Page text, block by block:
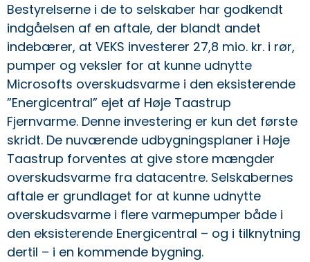
Bestyrelserne i de to selskaber har godkendt
indgåelsen af en aftale, der blandt andet
indebærer, at VEKS investerer 27,8 mio. kr. i rør,
pumper og veksler for at kunne udnytte
Microsofts overskudsvarme i den eksisterende
”Energicentral” ejet af Høje Taastrup
Fjernvarme. Denne investering er kun det første
skridt. De nuværende udbygningsplaner i Høje
Taastrup forventes at give store mængder
overskudsvarme fra datacentre. Selskabernes
aftale er grundlaget for at kunne udnytte
overskudsvarme i flere varmepumper både i
den eksisterende Energicentral – og i tilknytning
dertil – i en kommende bygning.